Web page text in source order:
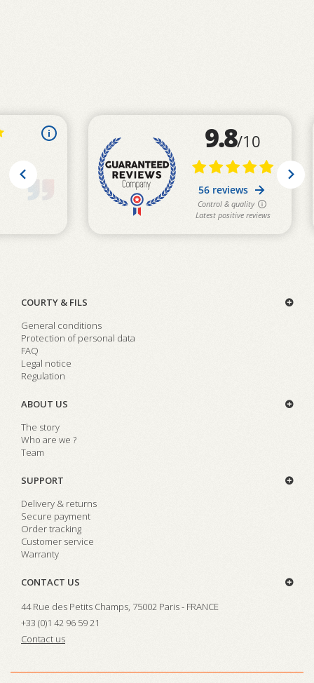
COURTY & FILS
General conditions
Protection of personal data
FAQ
Legal notice
Regulation
ABOUT US
The story
Who are we ?
Team
SUPPORT
Delivery & returns
Secure payment
Order tracking
Customer service
Warranty
CONTACT US
44 Rue des Petits Champs, 75002 Paris - FRANCE
+33 (0)1 42 96 59 21
Contact us